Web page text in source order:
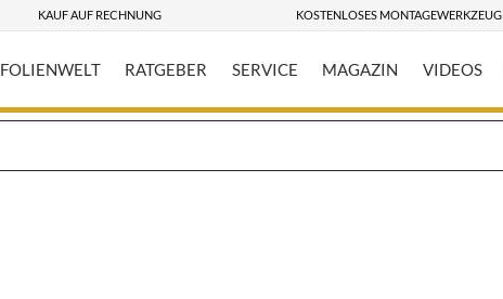
KAUF AUF RECHNUNG KOSTENLOSES MONTAGEWERKZEUG
FOLIENWELT RATGEBER SERVICE MAGAZIN VIDEOS